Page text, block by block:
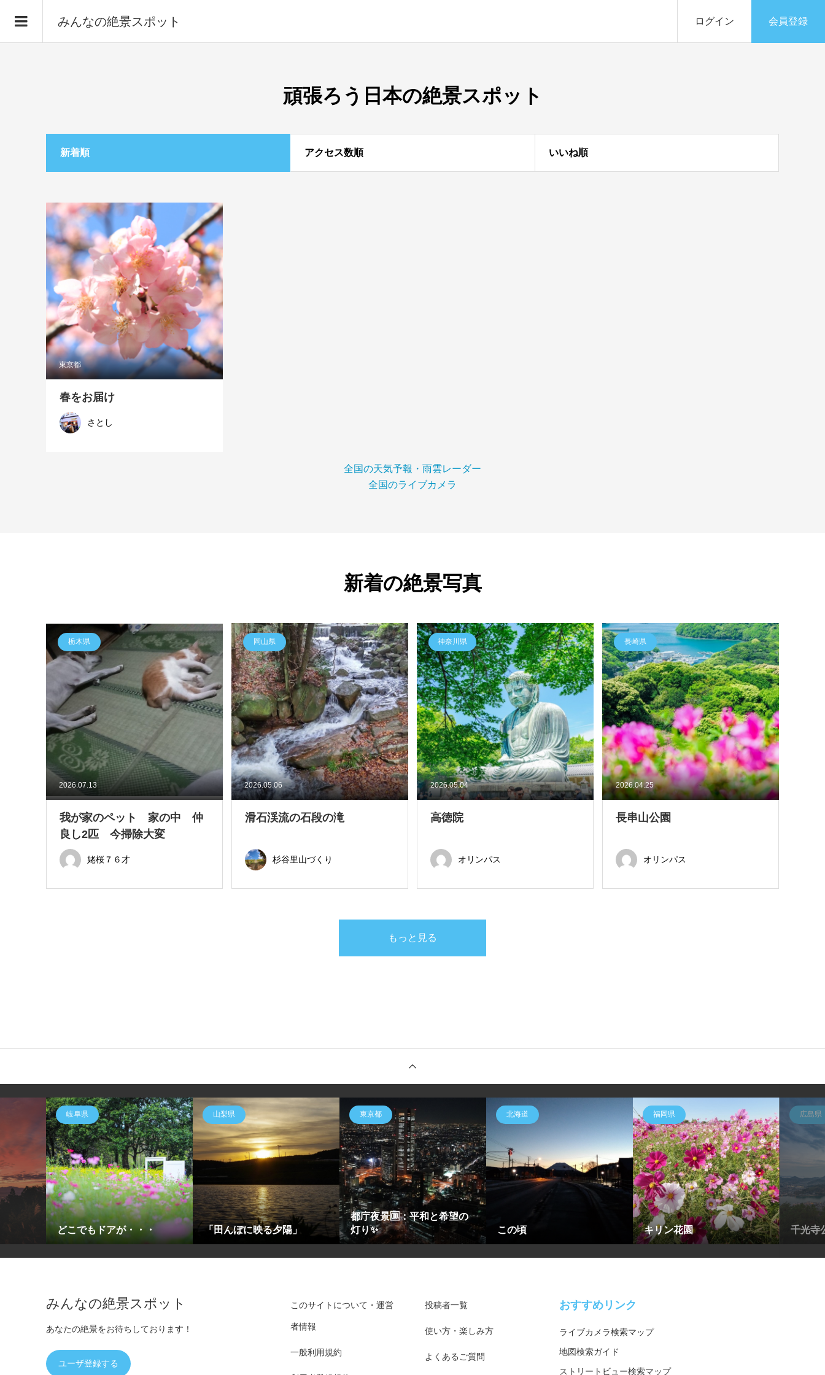
みんなの絶景スポット ログイン 会員登録
頑張ろう日本の絶景スポット
新着順 アクセス数順 いいね順
東京都
春をお届け
さとし
全国の天気予報・雨雲レーダー
全国のライブカメラ
新着の絶景写真
2026.07.13
栃木県
我が家のペット 家の中 仲
良し2匹 今掃除大変
姥桜７６才
2026.05.06
岡山県
滑石渓流の石段の滝
杉谷里山づくり
2026.05.04
神奈川県
高徳院
オリンパス
2026.04.25
長崎県
長串山公園
オリンパス
もっと見る
岐阜県
どこでもドアが・・・
山梨県
「田んぼに映る夕陽」
東京都
都庁夜景🆒：平和と希望の
灯り✨
北海道
この頃
福岡県
キリン花園
広島県
千光寺
みんなの絶景スポット
あなたの絶景をお待ちしております！
ユーザ登録する
このサイトについて・運営
者情報
一般利用規約
投稿者一覧
使い方・楽しみ方
よくあるご質問
おすすめリンク
ライブカメラ検索マップ
地図検索ガイド
ストリートビュー検索マップ